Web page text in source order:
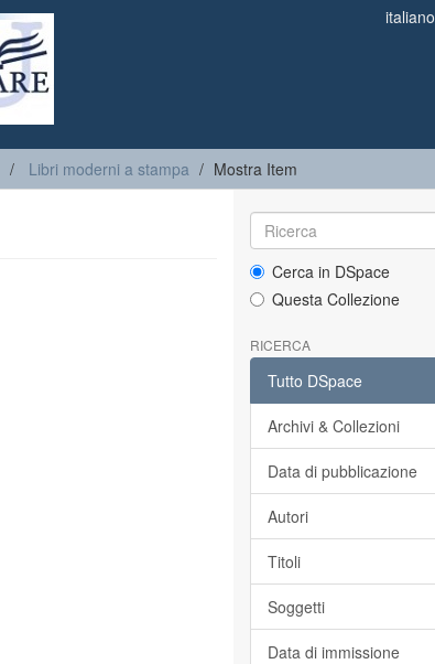
italiano
Libri moderni a stampa Mostra Item
Cerca in DSpace
Questa Collezione
RICERCA
Tutto DSpace
Archivi & Collezioni
Data di pubblicazione
Autori
Titoli
Soggetti
Data di immissione